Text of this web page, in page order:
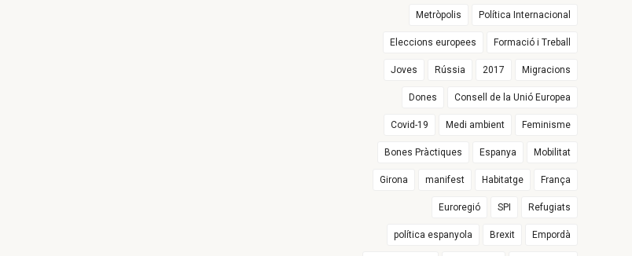
Metròpolis Política Internacional
Eleccions europees Formació i Treball
Joves Rússia 2017 Migracions
Dones Consell de la Unió Europea
Covid-19 Medi ambient Feminisme
Bones Pràctiques Espanya Mobilitat
Girona manifest Habitatge França
Euroregió SPI Refugiats
política espanyola Brexit Empordà